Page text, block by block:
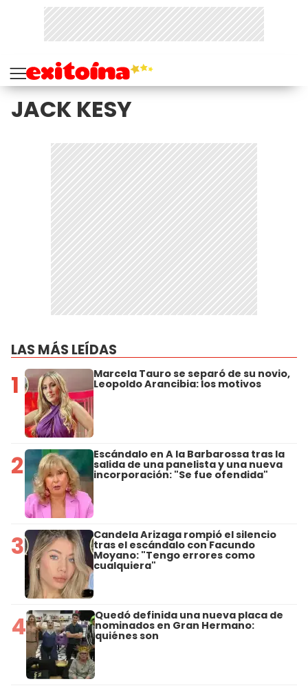
JACK KESY
LAS MÁS LEÍDAS
1 Marcela Tauro se separó de su novio,
Leopoldo Arancibia: los motivos
2 Escándalo en A la Barbarossa tras la
salida de una panelista y una nueva
incorporación: "Se fue ofendida"
3 Candela Arizaga rompió el silencio
tras el escándalo con Facundo
Moyano: "Tengo errores como
cualquiera"
4 Quedó definida una nueva placa de
nominados en Gran Hermano:
quiénes son